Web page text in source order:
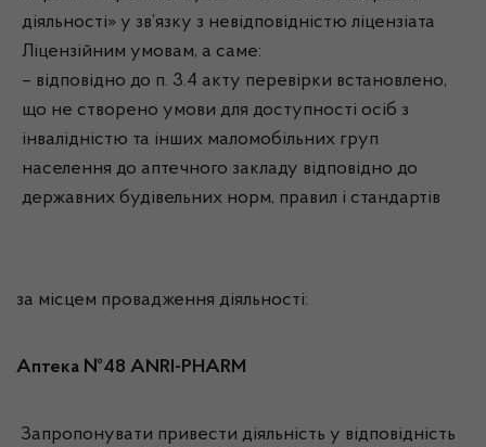
діяльності» у зв’язку з невідповідністю ліцензіата
Ліцензійним умовам, а саме:
– відповідно до п. 3.4 акту перевірки встановлено,
що не створено умови для доступності осіб з
інвалідністю та інших маломобільних груп
населення до аптечного закладу відповідно до
державних будівельних норм, правил і стандартів
за місцем провадження діяльності:
Аптека №48 ANRI-PHARM
Запропонувати привести діяльність у відповідність